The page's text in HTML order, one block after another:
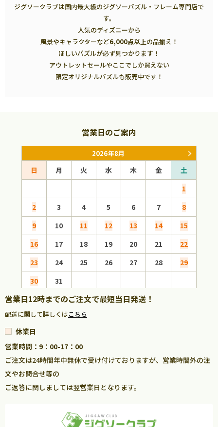
ジグソークラブは国内最大級のジグソーパズル・フレーム専門店で
す。
人気のディズニーから
風景やキャラクターなど6,000点以上の品揃え！
ほしいパズルが必ず見つかります！
アウトレットセールやここでしか買えない
限定オリジナルパズルも販売中です！
営業日のご案内
2026年8月
日 月 火 水 木 金
土
1
2
3 4 5 6 7
8
9
10 11 12 13 14
15
16
17 18 19 20 21
22
23
24 25 26 27 28
29
30
31
営業日12時までのご注文で最短当日発送！
配送に関して詳しくはこちら
休業日
営業時間：9：00-17：00
ご注文は24時間年中無休で受け付けておりますが、営業時間外の注
文やお問合せ等の
ご返答に関しましては翌営業日となります。